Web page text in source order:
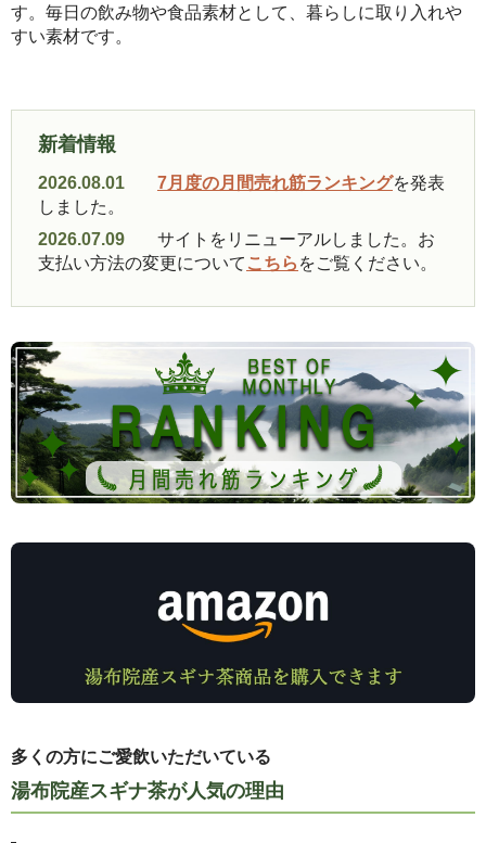
す。毎日の飲み物や食品素材として、暮らしに取り入れや
すい素材です。
新着情報
2026.08.01 7月度の月間売れ筋ランキングを発表
しました。
2026.07.09
サイトをリニューアルしました。お
支払い方法の変更について こちら をご覧ください。
多くの方にご愛飲いただいている
湯布院産スギナ茶が人気の理由